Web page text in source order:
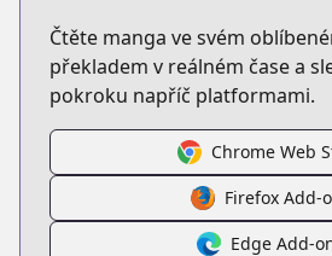
Čtěte manga ve svém
překladem v reálném čase a
pokroku napříč platformami.
Chrome Web
Firefox Add-
Edge Add-